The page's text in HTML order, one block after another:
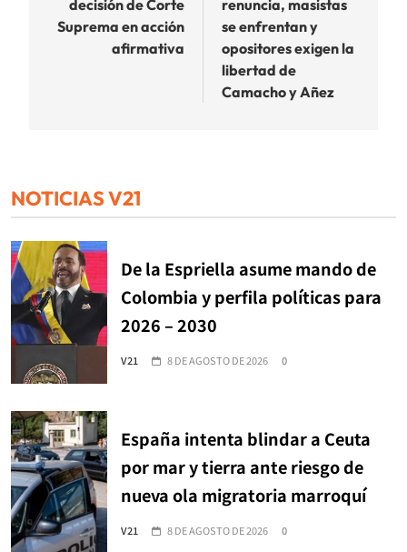
decisión de Corte
Suprema en acción
afirmativa
renuncia, masistas
se enfrentan y
opositores exigen la
libertad de
Camacho y Añez
NOTICIAS V21
De la Espriella asume mando de
Colombia y perfila políticas para
2026 – 2030
V21 8 DE AGOSTO DE 2026 0
España intenta blindar a Ceuta
por mar y tierra ante riesgo de
nueva ola migratoria marroquí
V21 8 DE AGOSTO DE 2026 0